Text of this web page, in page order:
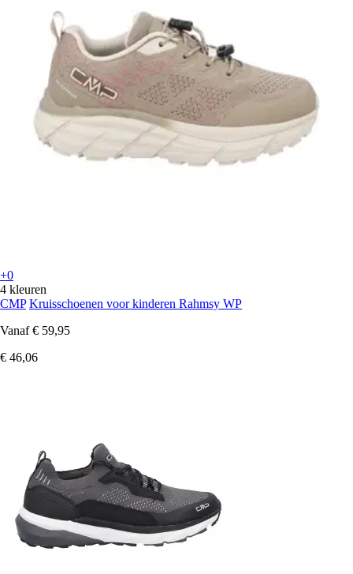
+0
4 kleuren
CMP Kruisschoenen voor kinderen Rahmsy WP
Vanaf € 59,95
€ 46,06